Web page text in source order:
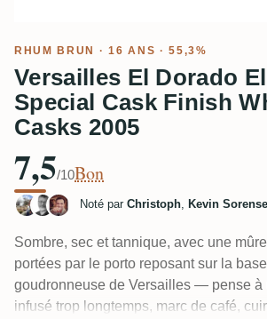
RHUM BRUN · 16 ANS · 55,3%
Versailles El Dorado
Special Cask Finish
Casks 2005
7,5/10Bon
Noté par Christoph, Kevin
Sombre, sec et tannique, avec une
portées par le porto reposant sur la
goudronneuse de Versailles — pense à
infusé trop longtemps, marc de café,